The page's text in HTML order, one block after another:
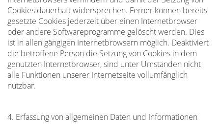
Cookies dauerhaft widersprechen. Ferner können bereits
gesetzte Cookies jederzeit über einen Internetbrowser
oder andere Softwareprogramme gelöscht werden. Dies
ist in allen gängigen Internetbrowsern möglich. Deaktiviert
die betroffene Person die Setzung von Cookies in dem
genutzten Internetbrowser, sind unter Umständen nicht
alle Funktionen unserer Internetseite vollumfänglich
nutzbar.
4. Erfassung von allgemeinen Daten und Informationen